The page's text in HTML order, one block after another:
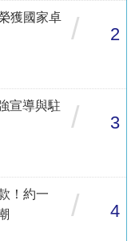
獲國家卓
/ 2
宣導與駐
/ 3
！約一
/ 4